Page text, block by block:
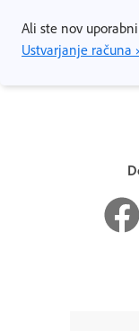
Ali ste nov
Ustvarjanje računa ›